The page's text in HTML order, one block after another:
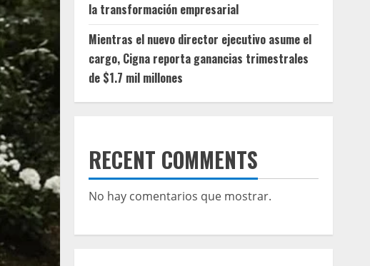
la transformación empresarial
Mientras el nuevo director ejecutivo asume el
cargo, Cigna reporta ganancias trimestrales
de $1.7 mil millones
RECENT COMMENTS
No hay comentarios que mostrar.